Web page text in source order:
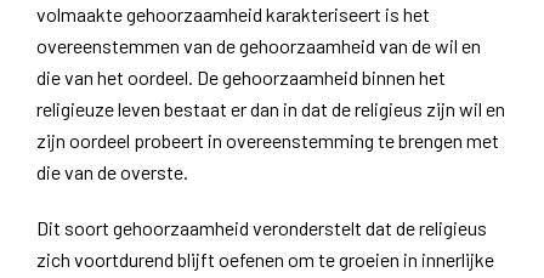
volmaakte gehoorzaamheid karakteriseert is het
overeenstemmen van de gehoorzaamheid van de wil en
die van het oordeel. De gehoorzaamheid binnen het
religieuze leven bestaat er dan in dat de religieus zijn wil en
zijn oordeel probeert in overeenstemming te brengen met
die van de overste.
Dit soort gehoorzaamheid veronderstelt dat de religieus
zich voortdurend blijft oefenen om te groeien in innerlijke